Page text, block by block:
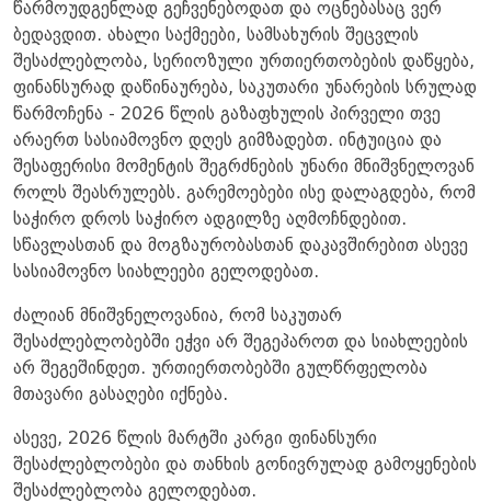
წარმოუდგენლად გეჩვენებოდათ და ოცნებასაც ვერ
ბედავდით. ახალი საქმეები, სამსახურის შეცვლის
შესაძლებლობა, სერიოზული ურთიერთობების დაწყება,
ფინანსურად დაწინაურება, საკუთარი უნარების სრულად
წარმოჩენა - 2026 წლის გაზაფხულის პირველი თვე
არაერთ სასიამოვნო დღეს გიმზადებთ. ინტუიცია და
შესაფერისი მომენტის შეგრძნების უნარი მნიშვნელოვან
როლს შეასრულებს. გარემოებები ისე დალაგდება, რომ
საჭირო დროს საჭირო ადგილზე აღმოჩნდებით.
სწავლასთან და მოგზაურობასთან დაკავშირებით ასევე
სასიამოვნო სიახლეები გელოდებათ.
ძალიან მნიშვნელოვანია, რომ საკუთარ
შესაძლებლობებში ეჭვი არ შეგეპაროთ და სიახლეების
არ შეგეშინდეთ. ურთიერთობებში გულწრფელობა
მთავარი გასაღები იქნება.
ასევე, 2026 წლის მარტში კარგი ფინანსური
შესაძლებლობები და თანხის გონივრულად გამოყენების
შესაძლებლობა გელოდებათ.